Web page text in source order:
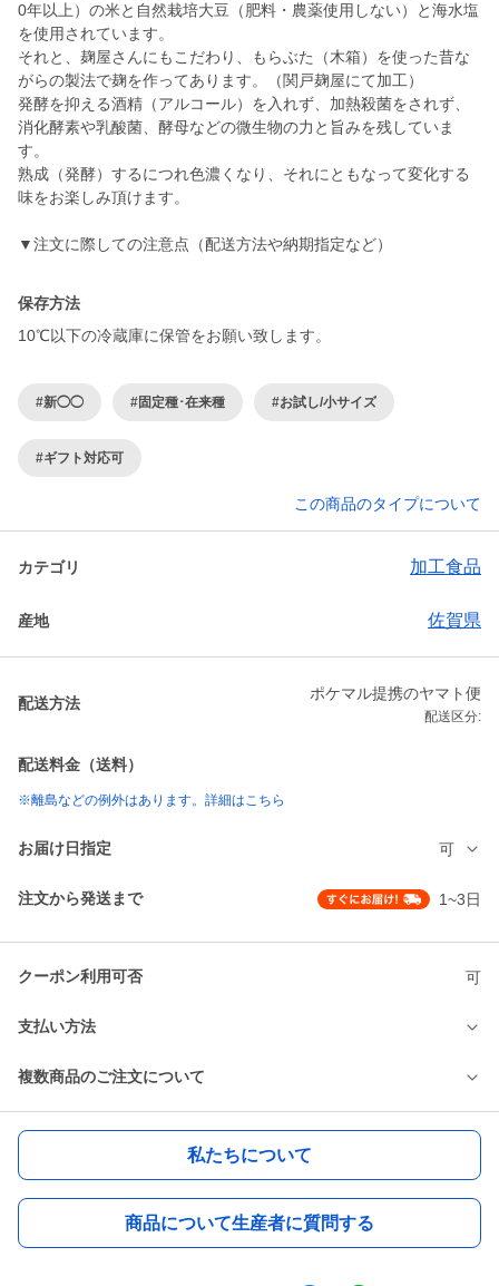
0年以上）の米と自然栽培大豆（肥料・農薬使用しない）と海水塩
を使用されています。
それと、麹屋さんにもこだわり、もらぶた（木箱）を使った昔な
がらの製法で麹を作ってあります。（関戸麹屋にて加工）
発酵を抑える酒精（アルコール）を入れず、加熱殺菌をされず、
消化酵素や乳酸菌、酵母などの微生物の力と旨みを残していま
す。
熟成（発酵）するにつれ色濃くなり、それにともなって変化する
味をお楽しみ頂けます。
▼注文に際しての注意点（配送方法や納期指定など）
保存方法
10℃以下の冷蔵庫に保管をお願い致します。
#新◯◯ #固定種･在来種 #お試し/小サイズ
#ギフト対応可
この商品のタイプについて
カテゴリ 加工食品
産地 佐賀県
配送方法
ポケマル提携のヤマト便
配送区分:
配送料金（送料）
※離島などの例外はあります。詳細はこちら
お届け日指定 可
注文から発送まで 1~3日
クーポン利用可否 可
支払い方法
複数商品のご注文について
私たちについて
商品について生産者に質問する